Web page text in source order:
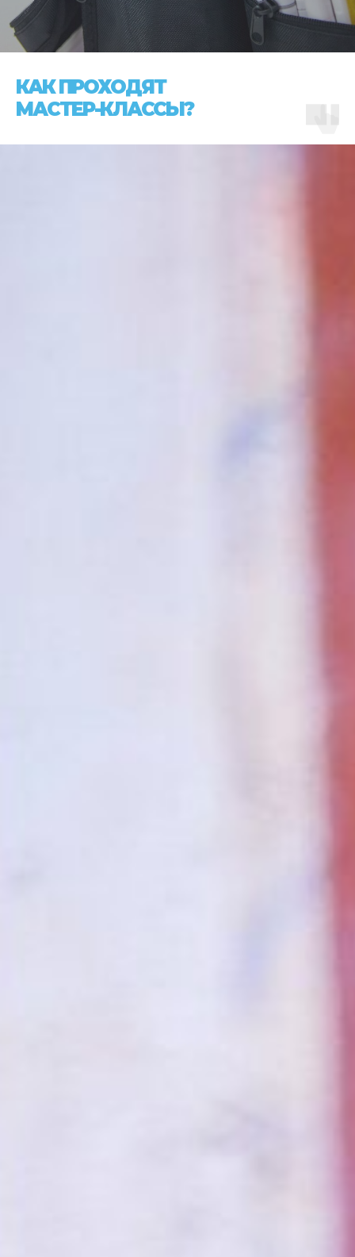
КАК ПРОХОДЯТ
МАСТЕР-КЛАССЫ?